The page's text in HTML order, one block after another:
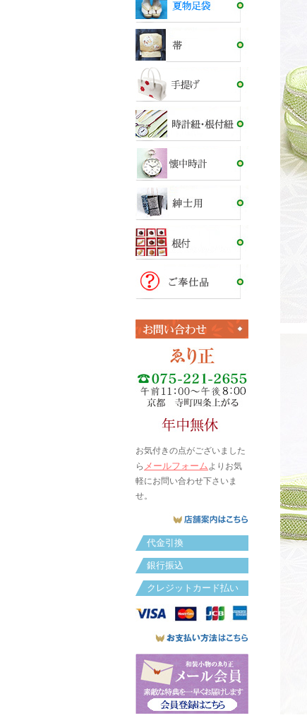
お気付きの点がございました
ら メールフォームよりお気
軽にお問い合わせ下さいま
せ。
代金引換
銀行振込
クレジットカード払い